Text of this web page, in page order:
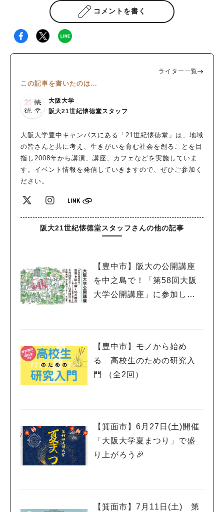
コメントを書く
ライター一覧
この記事を書いたのは…
大阪大学
阪大21世紀懐徳堂スタッフ
大阪大学豊中キャンパスにある「21世紀懐徳堂」は、地域
の皆さんと共に考え、生きがいを育む社会を創ることを目
指し2008年から講演、講座、カフェなどを実施していま
す。イベント情報を発信していきますので、ぜひご参加く
ださい。
阪大21世紀懐徳堂スタッフさんの他の記事
【豊中市】阪大の公開講座
を中之島で！「第58回大阪
大学公開講座」に参加しよ
【豊中市】モノから始め
る 高校生のための研究入
門 （全2回）
【箕面市】6月27日(土)開催
「大阪大学夏まつり」で盛
り上がろう🎉
【箕面市】7月11日(土) 第